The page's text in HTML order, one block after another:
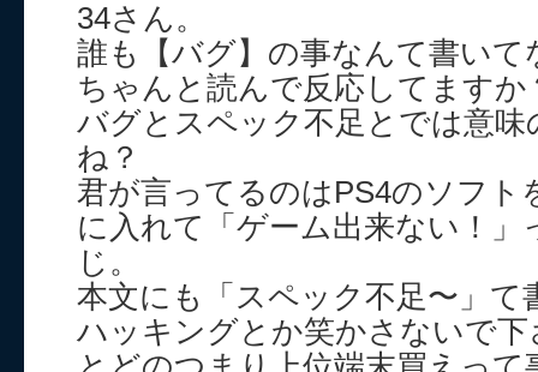
34さん。
誰も【バグ】の事なんて書いて
ちゃんと読んで反応してますか
バグとスペック不足とでは意
ね？
君が言ってるのはPS4のソフト
に入れて「ゲーム出来ない！」
じ。
本文にも「スペック不足〜」て
ハッキングとか笑かさないで下